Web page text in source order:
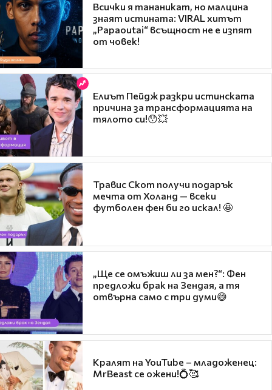
Всички я тананикат, но малцина
знаят истината: VIRAL хитът
„Papaoutai“ всъщност не е изпят
от човек!
Елиът Пейдж разкри истинската
причина за трансформацията на
тялото си!😯💥
Травис Скот получи подарък
мечта от Холанд — всеки
футболен фен би го искал! 🤩
„Ще се омъжиш ли за мен?“: Фен
предложи брак на Зендая, а тя
отвърна само с три думи😅
Кралят на YouTube – младоженец:
MrBeast се ожени!💍🥰